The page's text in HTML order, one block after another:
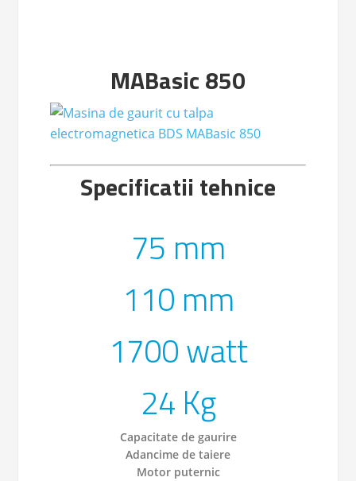
MABasic 850
Specificatii tehnice
75 mm
110 mm
1700 watt
24 Kg
Capacitate de gaurire
Adancime de taiere
Motor puternic